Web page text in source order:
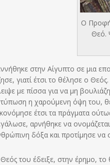
Ο
Θεό.
στην Αίγυπτο σε μια
γιατί έτσι το θέλησε ο
με πίσσα για να μη
η χαρούμενη όψη του,
έτσι τα πράγματα
αρνήθηκε να
δόξα και προτίμησε να
του έδειξε, στην έρημο, το